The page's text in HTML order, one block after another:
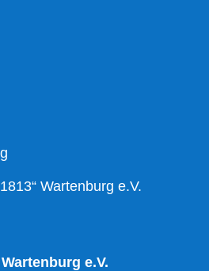
Wartenburg e.V.
e.V.